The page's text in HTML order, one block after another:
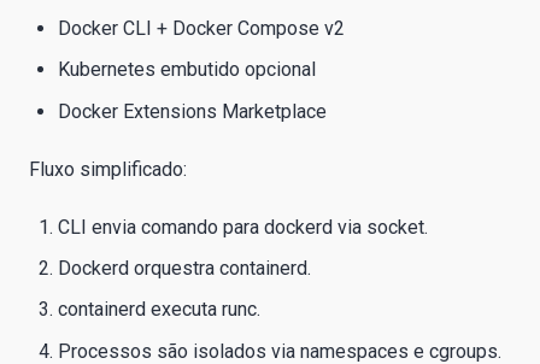
Docker CLI + Docker Compose v2
Kubernetes embutido opcional
Docker Extensions Marketplace
Fluxo simplificado:
CLI envia comando para dockerd via socket.
Dockerd orquestra containerd.
containerd executa runc.
Processos são isolados via namespaces e cgroups.